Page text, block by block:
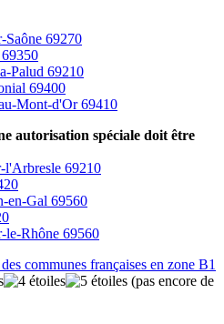
69270
Palud 69210
69400
Mont-d'Or 69410
autorisation spéciale doit être
69210
en-Gal 69560
Rhône 69560
communes françaises en zone B1
(pas encore de